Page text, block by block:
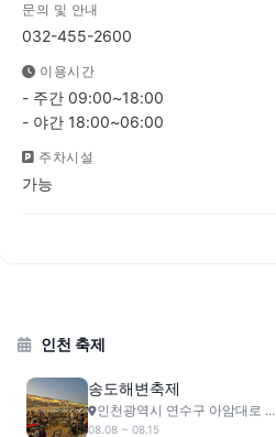
문의 및 안내
032-455-2600
이용시간
- 주간 09:00~18:00
- 야간 18:00~06:00
주차시설
가능
인천 축제
송도해변축제
인천광역시 연수구 아암대로 ...
08.08 ~ 08.15